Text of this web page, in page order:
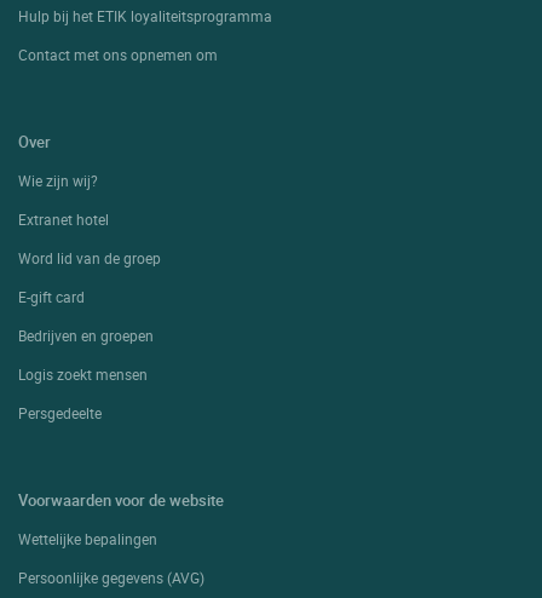
Hulp bij het ETIK loyaliteitsprogramma
Contact met ons opnemen om
Over
Wie zijn wij?
Extranet hotel
Word lid van de groep
E-gift card
Bedrijven en groepen
Logis zoekt mensen
Persgedeelte
Voorwaarden voor de website
Wettelijke bepalingen
Persoonlijke gegevens (AVG)